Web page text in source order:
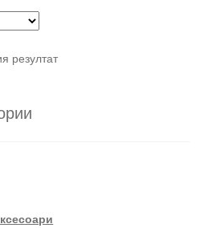
резултат